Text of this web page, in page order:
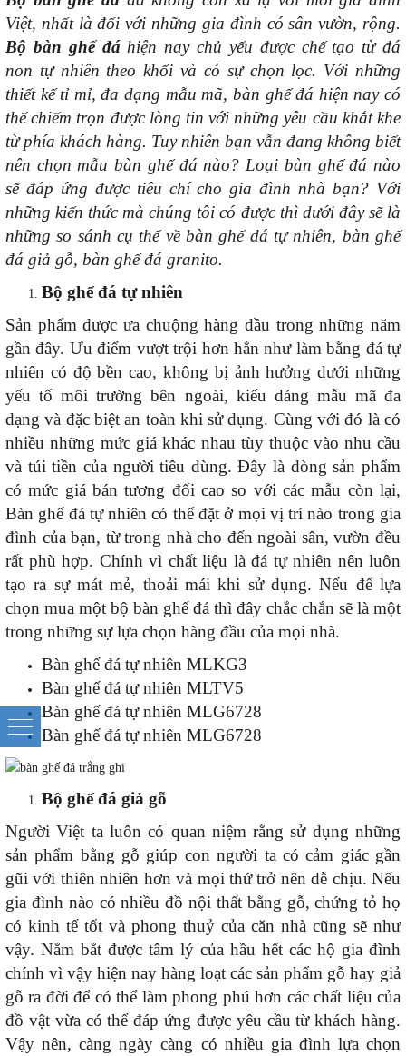
Việt, nhất là đối với những gia đình có sân vườn, rộng.
Bộ bàn ghế đáhiện nay chủ yếu được chế tạo từ đá
non tự nhiên theo khối và có sự chọn lọc. Với những
thiết kế tỉ mỉ, đa dạng mẫu mã, bàn ghế đá hiện nay có
thể chiếm trọn được lòng tin với những yêu cầu khắt khe
từ phía khách hàng. Tuy nhiên bạn vẫn đang không biết
nên chọn mẫu bàn ghế đá nào? Loại bàn ghế đá nào
sẽ đáp ứng được tiêu chí cho gia đình nhà bạn? Với
những kiến thức mà chúng tôi có được thì dưới đây sẽ là
những so sánh cụ thế về bàn ghế đá tự nhiên, bàn ghế
đá giả gỗ, bàn ghế đá granito.
Bộ ghế đá tự nhiên
Sản phẩm được ưa chuộng hàng đầu trong những năm
gần đây. Ưu điểm vượt trội hơn hẳn như làm bằng đá tự
nhiên có độ bền cao, không bị ảnh hưởng dưới những
yếu tố môi trường bên ngoài, kiểu dáng mẫu mã đa
dạng và đặc biệt an toàn khi sử dụng. Cùng với đó là có
nhiều những mức giá khác nhau tùy thuộc vào nhu cầu
và túi tiền của người tiêu dùng. Đây là dòng sản phẩm
có mức giá bán tương đối cao so với các mẫu còn lại,
Bàn ghế đá tự nhiên có thể đặt ở mọi vị trí nào trong gia
đình của bạn, từ trong nhà cho đến ngoài sân, vườn đều
rất phù hợp. Chính vì chất liệu là đá tự nhiên nên luôn
tạo ra sự mát mẻ, thoải mái khi sử dụng. Nếu để lựa
chọn mua một bộ bàn ghế đá thì đây chắc chắn sẽ là một
trong những sự lựa chọn hàng đầu của mọi nhà.
Bàn ghế đá tự nhiên MLKG3
Bàn ghế đá tự nhiên MLTV5
Bàn ghế đá tự nhiên MLG6728
Bàn ghế đá tự nhiên MLG6728
Bộ ghế đá giả gỗ
Người Việt ta luôn có quan niệm rằng sử dụng những
sản phẩm bằng gỗ giúp con người ta có cảm giác gần
gũi với thiên nhiên hơn và mọi thứ trở nên dễ chịu. Nếu
gia đình nào có nhiều đồ nội thất bằng gỗ, chứng tỏ họ
có kinh tế tốt và phong thuỷ của căn nhà cũng sẽ như
vậy. Nắm bắt được tâm lý của hầu hết các hộ gia đình
chính vì vậy hiện nay hàng loạt các sản phẩm gỗ hay giả
gỗ ra đời để có thể làm phong phú hơn các chất liệu của
đồ vật vừa có thể đáp ứng được yêu cầu từ khách hàng.
Vậy nên, càng ngày càng có nhiều gia đình lựa chọn